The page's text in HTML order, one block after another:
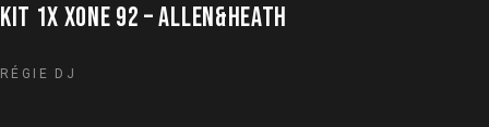
KIT 1X XONE 92 – ALLEN&HEATH
RÉGIE DJ